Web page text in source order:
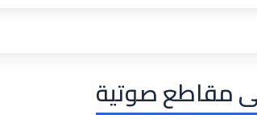
مقاطع صوتية